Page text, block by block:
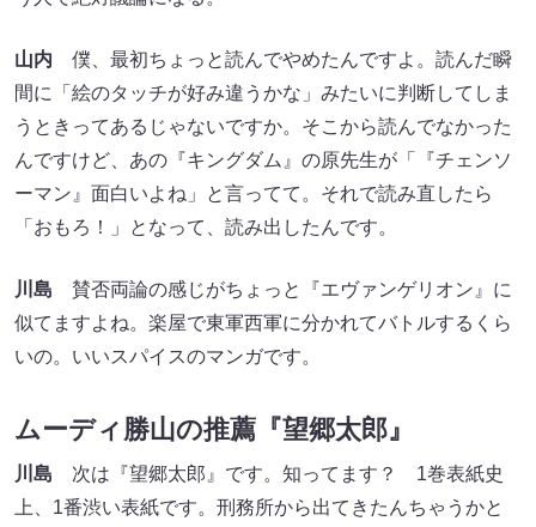
山内 僕、最初ちょっと読んでやめたんですよ。読んだ瞬
間に「絵のタッチが好み違うかな」みたいに判断してしま
うときってあるじゃないですか。そこから読んでなかった
んですけど、あの『キングダム』の原先生が「『チェンソ
ーマン』面白いよね」と言ってて。それで読み直したら
「おもろ！」となって、読み出したんです。
川島 賛否両論の感じがちょっと『エヴァンゲリオン』に
似てますよね。楽屋で東軍西軍に分かれてバトルするくら
いの。いいスパイスのマンガです。
ムーディ勝山の推薦『望郷太郎』
川島 次は『望郷太郎』です。知ってます？ 1巻表紙史
上、1番渋い表紙です。刑務所から出てきたんちゃうかと